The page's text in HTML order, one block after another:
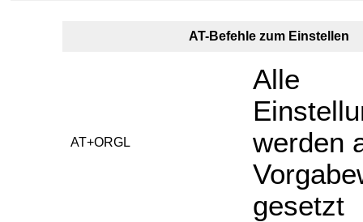
AT-Befehle zum Einstellen
AT+ORGL
Alle
werden
gesetzt